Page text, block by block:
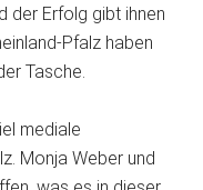
der Erfolg gibt ihnen
Pfalz haben
Tasche.
mediale
Monja Weber und